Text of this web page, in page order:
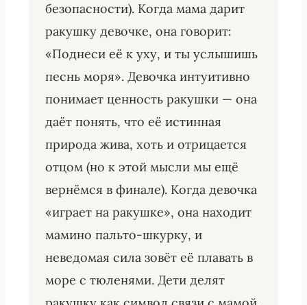
безопасности). Когда мама дарит
ракушку девочке, она говорит:
«Поднеси её к уху, и ты услышишь
песнь моря». Девочка интуитивно
понимает ценность ракушки — она
даёт понять, что её истинная
природа жива, хоть и отрицается
отцом (но к этой мысли мы ещё
вернёмся в финале). Когда девочка
«играет на ракушке», она находит
мамино пальто-шкурку, и
неведомая сила зовёт её плавать в
море с тюленями. Дети делят